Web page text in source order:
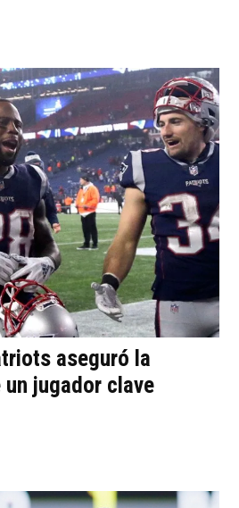
aseguró la
un jugador clave